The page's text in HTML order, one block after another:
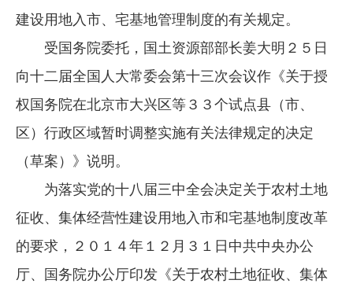
数字报
建设用地入市、宅基地管理制度的有关规定。
受国务院委托，国土资源部部长姜大明２５日
向十二届全国人大常委会第十三次会议作《关于授
权国务院在北京市大兴区等３３个试点县（市、
区）行政区域暂时调整实施有关法律规定的决定
（草案）》说明。
为落实党的十八届三中全会决定关于农村土地
征收、集体经营性建设用地入市和宅基地制度改革
的要求，２０１４年１２月３１日中共中央办公
厅、国务院办公厅印发《关于农村土地征收、集体